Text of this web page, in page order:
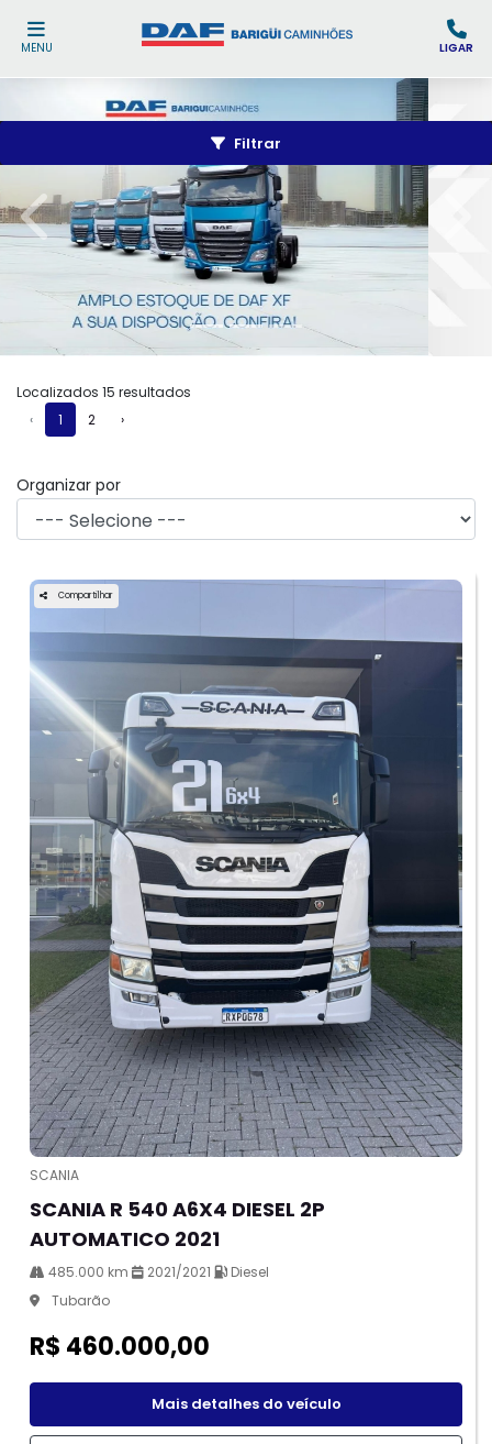
MENU LIGAR
templates.template-
Localizados 15 resultados
‹
1 2 ›
Filtrar
Organizar por
Compartilhar
SCANIA
SCANIA R 540 A6X4 DIESEL 2P
AUTOMATICO 2021
485.000 km 2021/2021
Diesel
Tubarão
R$ 460.000,00
Mais detalhes do veículo